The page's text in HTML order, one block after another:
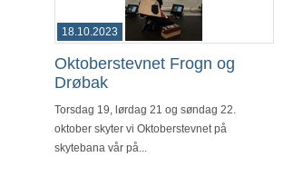
18.10.2023
Oktoberstevnet Frogn og
Drøbak
Torsdag 19, lørdag 21 og søndag 22.
oktober skyter vi Oktoberstevnet på
skytebana vår på...